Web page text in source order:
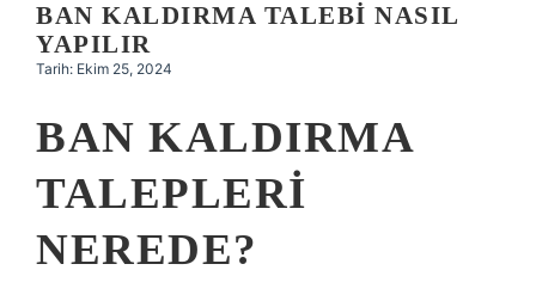
Hakkımızda
BAN KALDIRMA TALEBI NASIL
YAPILIR
Tarih: Ekim 25, 2024
BAN KALDIRMA
TALEPLERI
NEREDE?